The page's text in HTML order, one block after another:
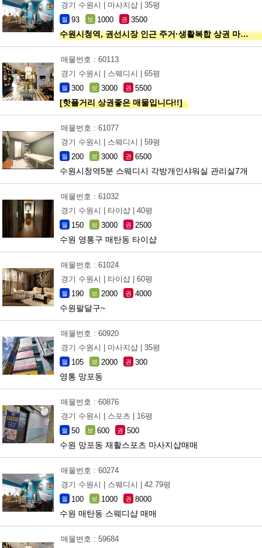
경기 수원시 |
마사지샵 | 35평
월 93 보 1000 권 3500
수원시청역, 권선시장 인근 주거·생활복합 상권 마사지샵
매물번호 : 60113
경기 수원시 |
스웨디시 | 65평
월 300 보 3000 권 5500
[핫플거리 상권좋은 매물입니다!!]
매물번호 : 61077
경기 수원시 |
스웨디시 | 59평
월 200 보 3000 권 6500
수원시청역5분 스웨디시 각방개인샤워실 관리실7개
매물번호 : 61032
경기 수원시 |
타이샵 | 40평
월 150 보 3000 권 2500
수원 영통구 매탄동 타이샵
매물번호 : 61024
경기 수원시 |
타이샵 | 60평
월 190 보 2000 권 4000
수원팔달구~
매물번호 : 60920
경기 수원시 |
마사지샵 | 35평
월 105 보 2000 권 300
영통 망포동
매물번호 : 60876
경기 수원시 |
스포츠 | 16평
월 50 보 600 권 500
수원 망포동 재활스포츠 마사지샵매매
매물번호 : 60274
경기 수원시 |
스웨디시 | 42.79평
월 100 보 1000 권 8000
수원 매탄동 스웨디샵 매매
매물번호 : 59684